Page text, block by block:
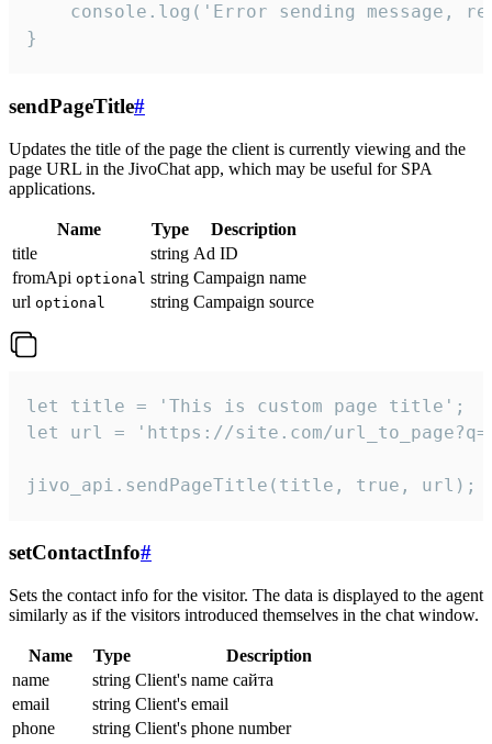
console.log('Error sending message,
}
sendPageTitle#
Updates the title of the page the client is currently viewing and the
page URL in the JivoChat app, which may be useful for SPA
applications.
Name Type
Description
title
string Ad ID
fromApi optional string Campaign name
url optional string Campaign source
let title = 'This is custom page title';
let url = 'https://site.com/
jivo_api.sendPageTitle(title, true, url);
setContactInfo#
Sets the contact info for the visitor. The data is displayed to the agent
similarly as if the visitors introduced themselves in the chat window.
Name Type
Description
name
string Client's name сайта
email
string Client's email
phone
string Client's phone number